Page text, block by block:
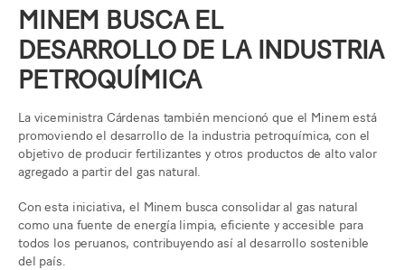
MINEM BUSCA EL
DESARROLLO DE LA INDUSTRIA
PETROQUÍMICA
La viceministra Cárdenas también mencionó que el Minem está
promoviendo el desarrollo de la industria petroquímica, con el
objetivo de producir fertilizantes y otros productos de alto valor
agregado a partir del gas natural.
Con esta iniciativa, el Minem busca consolidar al gas natural
como una fuente de energía limpia, eficiente y accesible para
todos los peruanos, contribuyendo así al desarrollo sostenible
del país.